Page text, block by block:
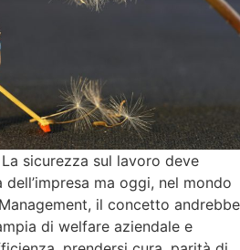
sicurezza sul lavoro deve
ma oggi, nel mondo
il concetto andrebbe
di welfare aziendale e